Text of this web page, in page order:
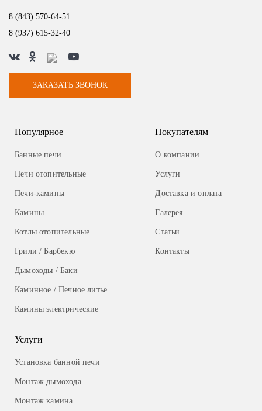
8 (843) 570-64-51
8 (937) 615-32-40
ЗАКАЗАТЬ ЗВОНОК
Популярное
Банные печи
Печи отопительные
Печи-камины
Камины
Котлы отопительные
Грили / Барбекю
Дымоходы / Баки
Каминное / Печное литье
Камины электрические
Покупателям
О компании
Услуги
Доставка и оплата
Галерея
Статьи
Контакты
Услуги
Установка банной печи
Монтаж дымохода
Монтаж камина